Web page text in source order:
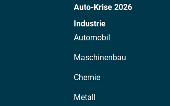
Auto-Krise 2026
Industrie
Automobil
Maschinenbau
Chemie
Metall